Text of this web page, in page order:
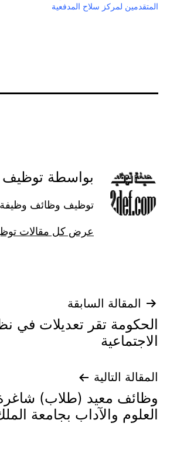
المتقدمين لمركز سلاح المدفعية
بواسطة توظيف
توظيف وظائف
عرض كل مقالات
تصفّح
المقالات
المقالة السابقة
الحكومة تقر تعديلات في
الاجتماعية
المقالة التالية
وظائف معيد (طلاب)
العلوم والآداب بجامعة